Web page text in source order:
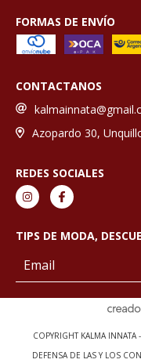
FORMAS DE ENVÍO
CONTACTANOS
Azopardo 30,
REDES SOCIALES
TIPS DE MODA,
COPYRIGHT KALMA
DEFENSA DE LAS Y LOS